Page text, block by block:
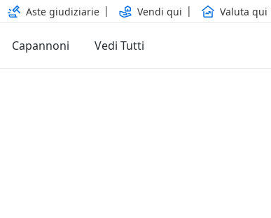
Aste giudiziarie Vendi qui Valuta qui
Capannoni Vedi Tutti